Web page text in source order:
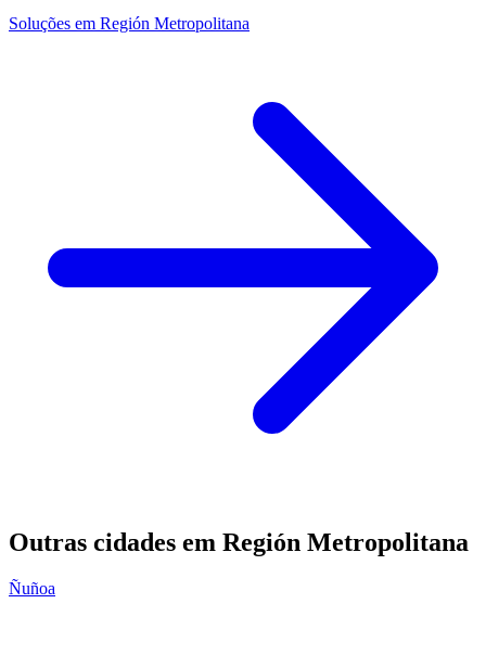
Soluções em Región Metropolitana
Outras cidades em Región Metropolitana
Ñuñoa